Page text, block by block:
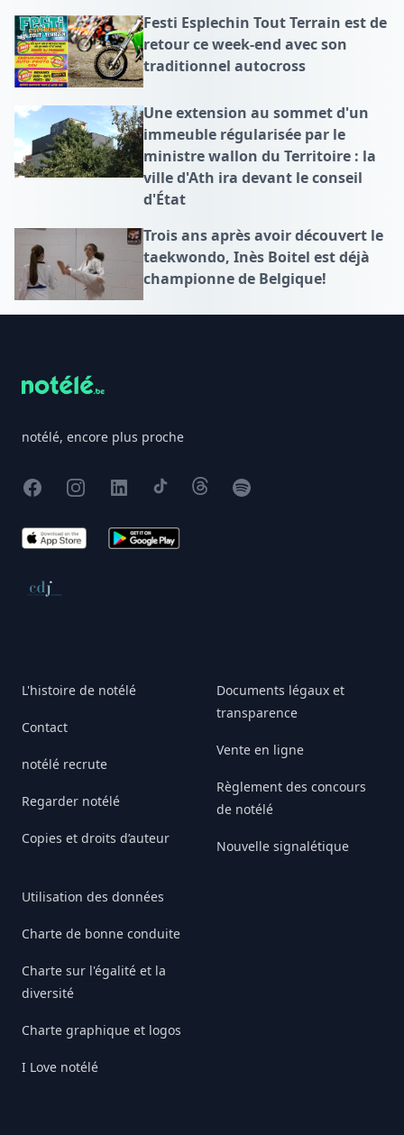
Festi Esplechin Tout Terrain est de
retour ce week-end avec son
traditionnel autocross
Une extension au sommet d'un
immeuble régularisée par le
ministre wallon du Territoire : la
ville d'Ath ira devant le conseil
d'État
Trois ans après avoir découvert le
taekwondo, Inès Boitel est déjà
championne de Belgique!
notélé, encore plus proche
FacebookInstagram
X TikTokThreadsSpotify
App Store Google Play
Conseil de déontologie journalistique
L'histoire de notélé
Contact
notélé recrute
Regarder notélé
Copies et droits d’auteur
Utilisation des données
Charte de bonne conduite
Charte sur l'égalité et la
diversité
Charte graphique et logos
I Love notélé
Documents légaux et
transparence
Vente en ligne
Règlement des concours
de notélé
Nouvelle signalétique